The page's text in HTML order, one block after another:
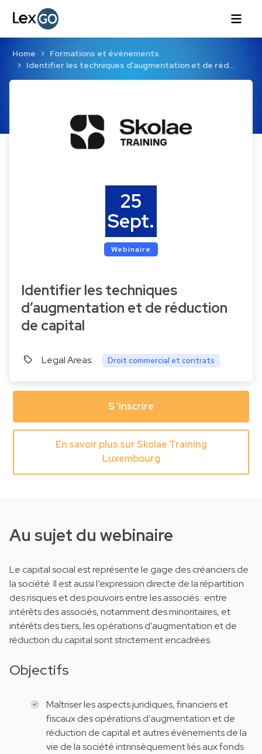
Home
Formations et événements
Identifier les techniques d’augmentation et de réd…
Identifier les techniques
d’augmentation et de réduction
de capital
Legal Areas: Droit commercial et contrats
25
Sept.
Webinaire
S 'inscrire
En savoir plus sur Skolae Training
Luxembourg
Au sujet du webinaire
Le capital social est représente le gage des créanciers de
la société. Il est aussi l’expression directe de la répartition
des risques et des pouvoirs entre les associés : entre
intérêts des associés, notamment des minoritaires, et
intérêts des tiers, les opérations d’augmentation et de
réduction du capital sont strictement encadrées.
Objectifs
Maîtriser les aspects juridiques, financiers et
fiscaux des opérations d’augmentation et de
réduction de capital et autres évènements de la
vie de la société intrinsèquement liés aux fonds